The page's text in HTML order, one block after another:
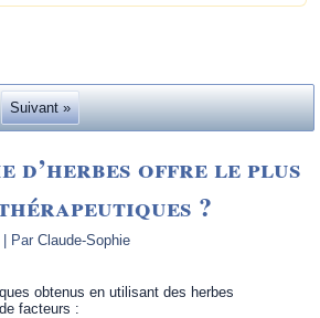
Suivant »
d’herbes offre le plus
?
| Par Claude-Sophie
obtenus en utilisant des herbes
facteurs :